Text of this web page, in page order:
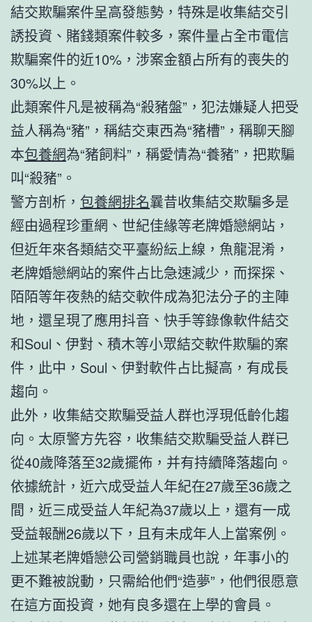
結交欺騙案件呈高發態勢，特殊是收集結交引
誘投資、賭錢類案件較多，案件量占全市電信
欺騙案件的近10%，涉案金額占所有的喪失的
30%以上。
此類案件凡是被稱為“殺豬盤”，犯法嫌疑人把受
益人稱為“豬”，稱結交東西為“豬槽”，稱聊天腳
本包養網為“豬飼料”，稱愛情為“養豬”，把欺騙
叫“殺豬”。
警方剖析， 包養網排名曩昔收集結交欺騙多是
經由過程珍重網、世紀佳緣等老牌婚戀網站，
但近年來各類結交平臺紛紜上線，魚龍混淆，
老牌婚戀網站的案件占比急速減少，而探探、
陌陌等年夜熱的結交軟件成為犯法分子的主陣
地，還呈現了應用抖音、快手等錄像軟件結交
和Soul、伊對、積木等小眾結交軟件欺騙的案
件，此中，Soul、伊對軟件占比擬高，有成長
趨向。
此外，收集結交欺騙受益人群也浮現低齡化趨
向。太原警方先容，收集結交欺騙受益人群已
從40歲降落至32歲擺佈，并有持續降落趨向。
依據統計，近六成受益人年紀在27歲至36歲之
間，近三成受益人年紀為37歲以上，還有一成
受益報酬26歲以下，且有未成年人上當案例。
上述某老牌婚戀公司營銷職員也說，年事小的
更不難被說動，只需給他們“造夢”，他們很愿意
在這方面投資，她有良多還在上學的會員。